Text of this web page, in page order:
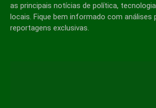
as principais notícias de política,
locais. Fique bem informado com análises
reportagens exclusivas.